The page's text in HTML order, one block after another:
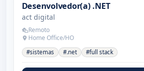
Desenvolvedor(a) .NET
act digital
Remoto
Home Office/HO
#sistemas #.net #full stack